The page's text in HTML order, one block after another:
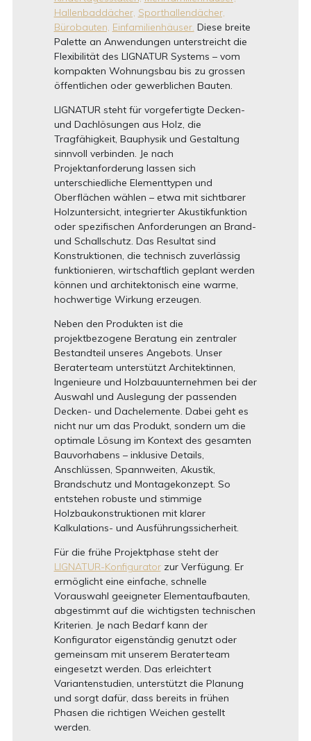
Hallenbaddächer, Sporthallendächer,
Bürobauten, Einfamilienhäuser. Diese breite
Palette an Anwendungen unterstreicht die
Flexibilität des LIGNATUR Systems – vom
kompakten Wohnungsbau bis zu grossen
öffentlichen oder gewerblichen Bauten.
LIGNATUR steht für vorgefertigte Decken-
und Dachlösungen aus Holz, die
Tragfähigkeit, Bauphysik und Gestaltung
sinnvoll verbinden. Je nach
Projektanforderung lassen sich
unterschiedliche Elementtypen und
Oberflächen wählen – etwa mit sichtbarer
Holzuntersicht, integrierter Akustikfunktion
oder spezifischen Anforderungen an Brand-
und Schallschutz. Das Resultat sind
Konstruktionen, die technisch zuverlässig
funktionieren, wirtschaftlich geplant werden
können und architektonisch eine warme,
hochwertige Wirkung erzeugen.
Neben den Produkten ist die
projektbezogene Beratung ein zentraler
Bestandteil unseres Angebots. Unser
Beraterteam unterstützt Architektinnen,
Ingenieure und Holzbauunternehmen bei der
Auswahl und Auslegung der passenden
Decken- und Dachelemente. Dabei geht es
nicht nur um das Produkt, sondern um die
optimale Lösung im Kontext des gesamten
Bauvorhabens – inklusive Details,
Anschlüssen, Spannweiten, Akustik,
Brandschutz und Montagekonzept. So
entstehen robuste und stimmige
Holzbaukonstruktionen mit klarer
Kalkulations- und Ausführungssicherheit.
Für die frühe Projektphase steht der
LIGNATUR-Konfiguratorzur Verfügung. Er
ermöglicht eine einfache, schnelle
Vorauswahl geeigneter Elementaufbauten,
abgestimmt auf die wichtigsten technischen
Kriterien. Je nach Bedarf kann der
Konfigurator eigenständig genutzt oder
gemeinsam mit unserem Beraterteam
eingesetzt werden. Das erleichtert
Variantenstudien, unterstützt die Planung
und sorgt dafür, dass bereits in frühen
Phasen die richtigen Weichen gestellt
werden.